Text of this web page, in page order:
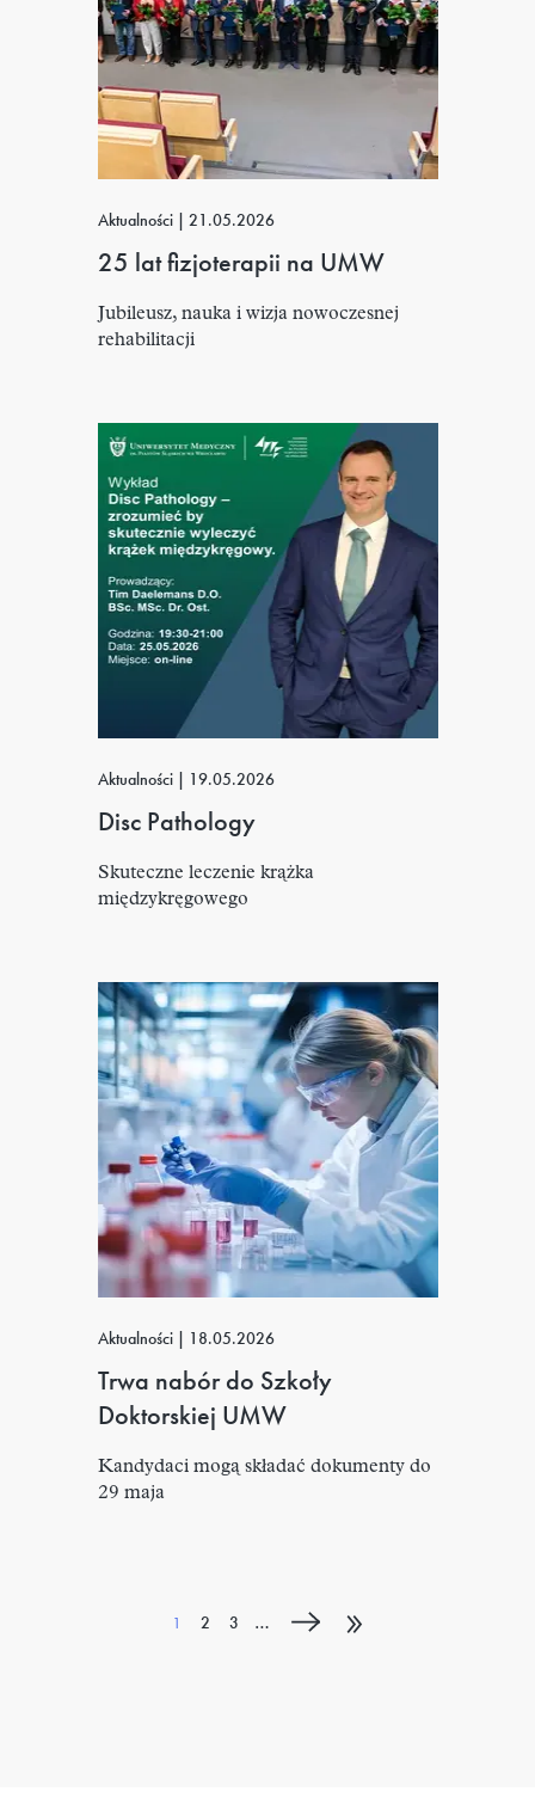
Aktualności | 21.05.2026
25 lat fizjoterapii na UMW
Jubileusz, nauka i wizja nowoczesnej
rehabilitacji
Aktualności | 19.05.2026
Disc Pathology
Skuteczne leczenie krążka
międzykręgowego
Aktualności | 18.05.2026
Trwa nabór do Szkoły
Doktorskiej UMW
Kandydaci mogą składać dokumenty do
29 maja
Bieżąca
1 Strona
2 Strona
3 … »